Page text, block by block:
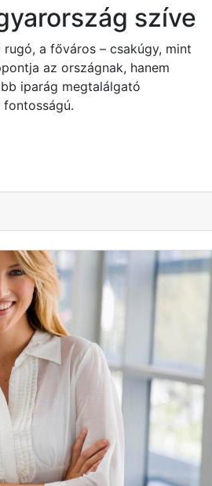
szíve
a főváros – csakúgy, mint
az országnak, hanem
iparág megtalálgató